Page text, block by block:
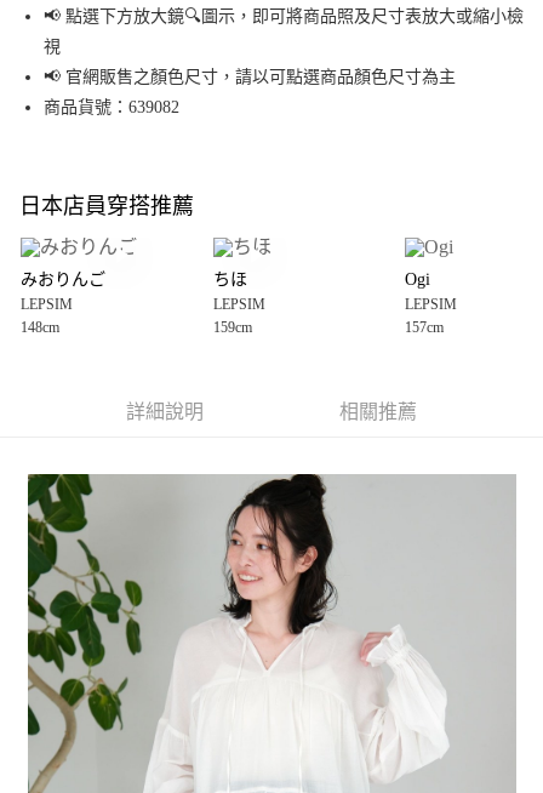
Apple Pay
街口支付
悠遊付
全盈+PAY
大哥付你分期
【大哥付你分期使用說明】
1.本服務由台灣大哥大提供，台灣大哥大用戶可立即使用無須另外申請。
2.付款方式選擇「大哥付你分期」，訂單成立後會自動跳轉到大哥付的交易
3.實際核准額度、可分期數及費用金額請依後續交易確認頁面所載為準。
4.訂單成立30分鐘內，如未前往確認交易或遇審核未通過，訂單將自動取
【繳款方式說明】
1.分期款項不併入電信帳單，「大哥付你分期」於每月結算日後寄送繳費提
醒簡訊。
2.透過簡訊連結打開帳單後，可選擇「超商條碼／台灣大直營門市／銀行轉
帳／街口支付／iPASS MONEY」等通路繳費。
【注意事項】
1.本服務係由「台灣大哥大股份有限公司」（以下簡稱本公司）所提供，讓
用戶於交易時，得透過本服務購買商品或服務，並由商店將買賣／分期付款
買賣價金債權讓與本公司後，依約使用本公司帳單繳交帳款。
2.基於同意付款使用「大哥付你分期」之契約關係目的，商店將以您的個人
資料（包含姓名、電話或地址）提供予台灣大哥大進項蒐集、處理及利用，
由本公司與您本人進行分期帳單所需資料之確認、核對及更正。
3.完整用戶服務條款，請詳閱以下連結：
https://oppay.tw/userRule
AFTEE先享後付
３．安心：先確認商品／服務後，再付款。
【「AFTEE先享後付」結帳流程】
１．於結帳方式選擇「AFTEE先享後付」後，將跳轉至「AFTEE先享後付」
結帳頁面，進行簡訊認證並確認金額後，即可完成結帳。
２．訂單成立數日內，您將收到繳費通知簡訊。
３．收到繳費通知簡訊後14天內，點擊此簡訊中的連結，可透過四大超商／
ATM／網路銀行／等多元方式進行付款，方視為交易完成。
※ 請注意：結帳手續完成當下不需立刻繳費，但若您需要取消訂單，請聯絡
購買商品的店家。未經商家同意取消之訂單仍視為有效，需透過AFTEE先享
後付繳納相關費用。
※ 交易是否成功請以「AFTEE先享後付 」之結帳頁面顯示為準，若有關於
是否繳費成功／繳費後需取消欲退款等相關疑問，請聯繫「AFTEE先享後付
客戶支援中心」
https://netprotections.freshdesk.com/support/home
每筆NT$80，滿NT$888(含以上)免運費
付款後 全家取貨
每筆NT$80，滿NT$888(含以上)免運費
7-11 取貨付款
每筆NT$80，滿NT$1,500(含以上)免運費
付款後 7-11取貨
每筆NT$80，滿NT$1,500(含以上)免運費
每筆NT$80，滿NT$1,500(含以上)免運費
📢 點選下方放大鏡🔍圖示，即可將商品照及尺寸表放大或縮小檢
視
📢 官網販售之顏色尺寸，請以可點選商品顏色尺寸為主
商品貨號：639082
日本店員穿搭推薦
みおりんご
LEPSIM
148cm
ちほ
LEPSIM
159cm
Ogi
LEPSIM
157cm
詳細說明 相關推薦